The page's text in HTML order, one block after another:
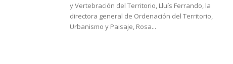
y Vertebración del Territorio, Lluís Ferrando, la
directora general de Ordenación del Territorio,
Urbanismo y Paisaje, Rosa...